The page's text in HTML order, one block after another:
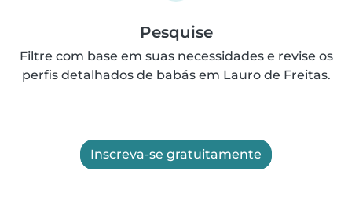
Pesquise
Filtre com base em suas necessidades e revise os
perfis detalhados de babás em Lauro de Freitas.
Inscreva-se gratuitamente